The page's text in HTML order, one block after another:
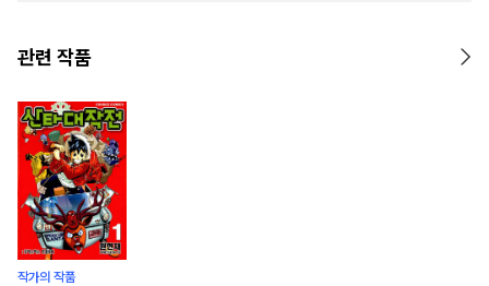
관련 작품
작가의 작품